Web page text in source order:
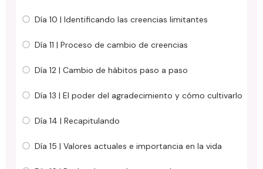
Día 10 | Identificando las creencias limitantes
Día 11 | Proceso de cambio de creencias
Día 12 | Cambio de hábitos paso a paso
Día 13 | El poder del agradecimiento y cómo cultivarlo
Día 14 | Recapitulando
Día 15 | Valores actuales e importancia en la vida